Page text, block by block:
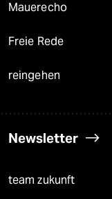
Mauerecho
Freie Rede
reingehen
Newsletter
team zukunft